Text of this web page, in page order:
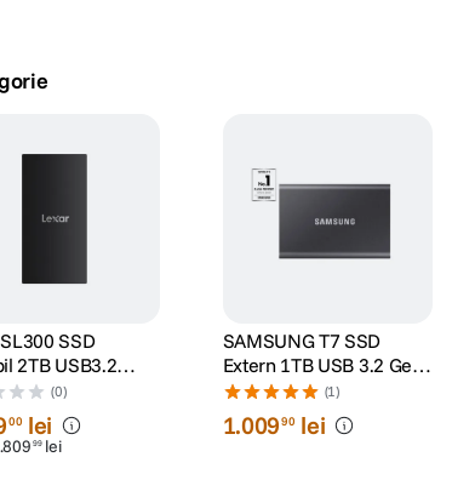
SSD
2TB USB3.2
la
W1000
(0)
00 lei
.809 99 lei
SAMSUNG T7 SSD
Extern 1TB USB 3.2 Gen
2 Titan Grey (1)
1.00990 lei